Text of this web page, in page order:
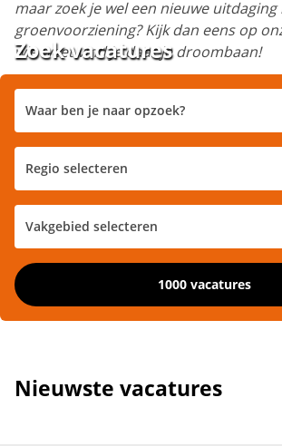
maar zoek je wel een nieuwe uitdaging
groenvoorziening? Kijk dan eens op
wie weet vind je daar je droombaan!
Zoek vacatures
1000 vacatures
Nieuwste vacatures